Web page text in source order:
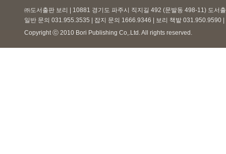
㈜도서출판 보리 | 10881 경기도 파주시 직지길 492 (문발동 498-11) 도서
일반 문의 031.955.3535 | 잡지 문의 1666.9346 | 보리 책밭 031.950.9590
Copyright ⓒ 2010 Bori Publishing Co,.Ltd. All rights reserved.